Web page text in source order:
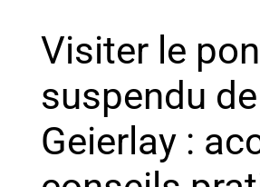
Visiter le
suspendu de
Geierlay :